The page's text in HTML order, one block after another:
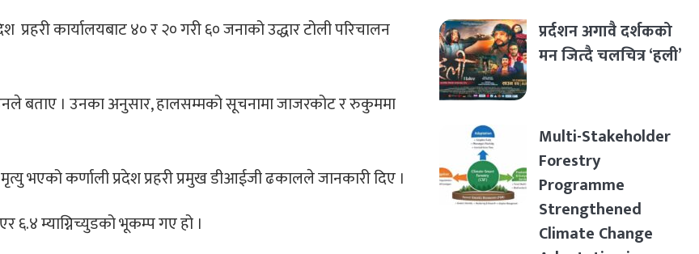
कार्यालयबाट ४० र २० गरी ६० जनाको उद्धार टोली परिचालन
बताए । उनका अनुसार, हालसम्मको सूचनामा जाजरकोट र रुकुममा
भएको कर्णाली प्रदेश प्रहरी प्रमुख डीआईजी ढकालले जानकारी दिए ।
६.४ म्याग्निच्युडको भूकम्प गए हो ।
प्रर्दशन अगावै दर्शकको
मन जित्दै चलचित्र ‘हली’
Multi-Stakeholder
Forestry
Programme
Strengthened
Climate Change